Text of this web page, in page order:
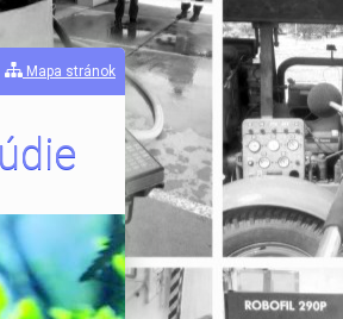
Mapa stránok